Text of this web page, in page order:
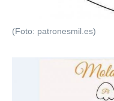
(Foto: patronesmil.es)